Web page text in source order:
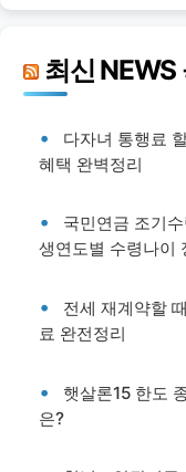
최신 NEWS
다자녀 통행료
혜택 완벽정리
국민연금 조기
생연도별 수령나이
전세 재계약할
료 완전정리
햇살론15 한도
은?